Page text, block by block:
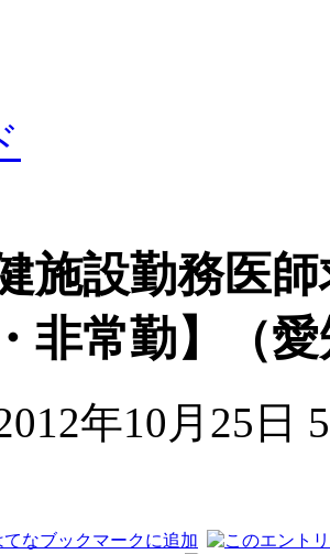
施設勤務医
非常勤】（
年10月25日